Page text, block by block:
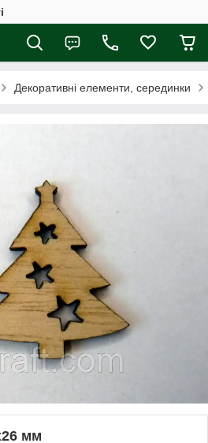
Декоративні елементи, серединки
мм